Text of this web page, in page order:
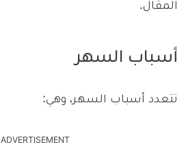
المقال.
أسباب السهر
تتعدد أسباب السهر، وهي:
ADVERTISEMENT